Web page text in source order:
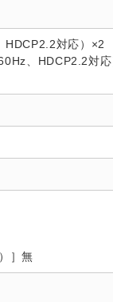
HDCP2.2対応）×2
、HDCP2.2対
］無